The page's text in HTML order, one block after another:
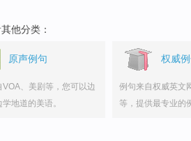
他分类：
原声例句
VOA、美剧等，您可以边
地道的美语。
权威
例句来自权威英文
等，提供最专业的